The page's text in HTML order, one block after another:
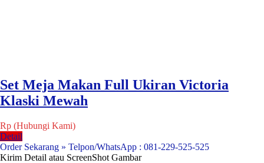
Set Meja Makan Full Ukiran Victoria
Klaski Mewah
Rp (Hubungi Kami)
Detail
Order Sekarang » Telpon/WhatsApp : 081-229-525-525
Kirim Detail atau ScreenShot Gambar